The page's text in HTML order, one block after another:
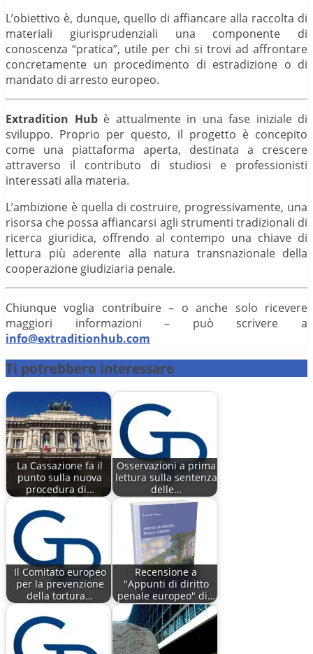
L’obiettivo è, dunque, quello di affiancare alla raccolta di
materiali giurisprudenziali una componente di
conoscenza “pratica”, utile per chi si trovi ad affrontare
concretamente un procedimento di estradizione o di
mandato di arresto europeo.
Extradition Hubè attualmente in una fase iniziale di
sviluppo. Proprio per questo, il progetto è concepito
come una piattaforma aperta, destinata a crescere
attraverso il contributo di studiosi e professionisti
interessati alla materia.
L’ambizione è quella di costruire, progressivamente, una
risorsa che possa affiancarsi agli strumenti tradizionali di
ricerca giuridica, offrendo al contempo una chiave di
lettura più aderente alla natura transnazionale della
cooperazione giudiziaria penale.
Chiunque voglia contribuire – o anche solo ricevere
maggiori informazioni – può scrivere a
info@extraditionhub.com
Ti potrebbero interessare
La Cassazione fa il
punto sulla nuova
procedura di…
Osservazioni a prima
lettura sulla sentenza
delle…
Il Comitato europeo
per la prevenzione
della tortura…
Recensione a
"Appunti di diritto
penale europeo" di…